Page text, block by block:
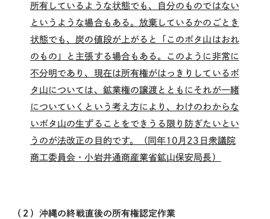
所有しているような状態でも、自分のものではない
というような場合もある。放棄しているかのごとき
状態でも、炭の値段が上がると「このボタ山はおれ
のもの」と主張する場合もある。このように非常に
不分明であり、現在は所有権がはっきりしているボ
タ山については、鉱業権の譲渡とともにそれが一緒
についていくという考え方により、わけのわからな
いボタ山の生ずることをできうる限り防ぎたいとい
うのが法改正の目的です。（同年10月23日衆議院
商工委員会・小岩井通商産業省鉱山保安局長）
（２）沖縄の終戦直後の所有権認定作業